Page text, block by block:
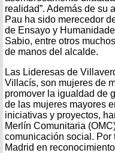
realidad”. Además de su
Pau ha sido merecedor
de Ensayo y
Sabio, entre otros
de manos del alcalde.
Las Lideresas de
Villacís, son mujeres de
promover la igualdad de
de las mujeres mayores
iniciativas y proyectos,
Merlín Comunitaria
comunicación social.
Madrid en